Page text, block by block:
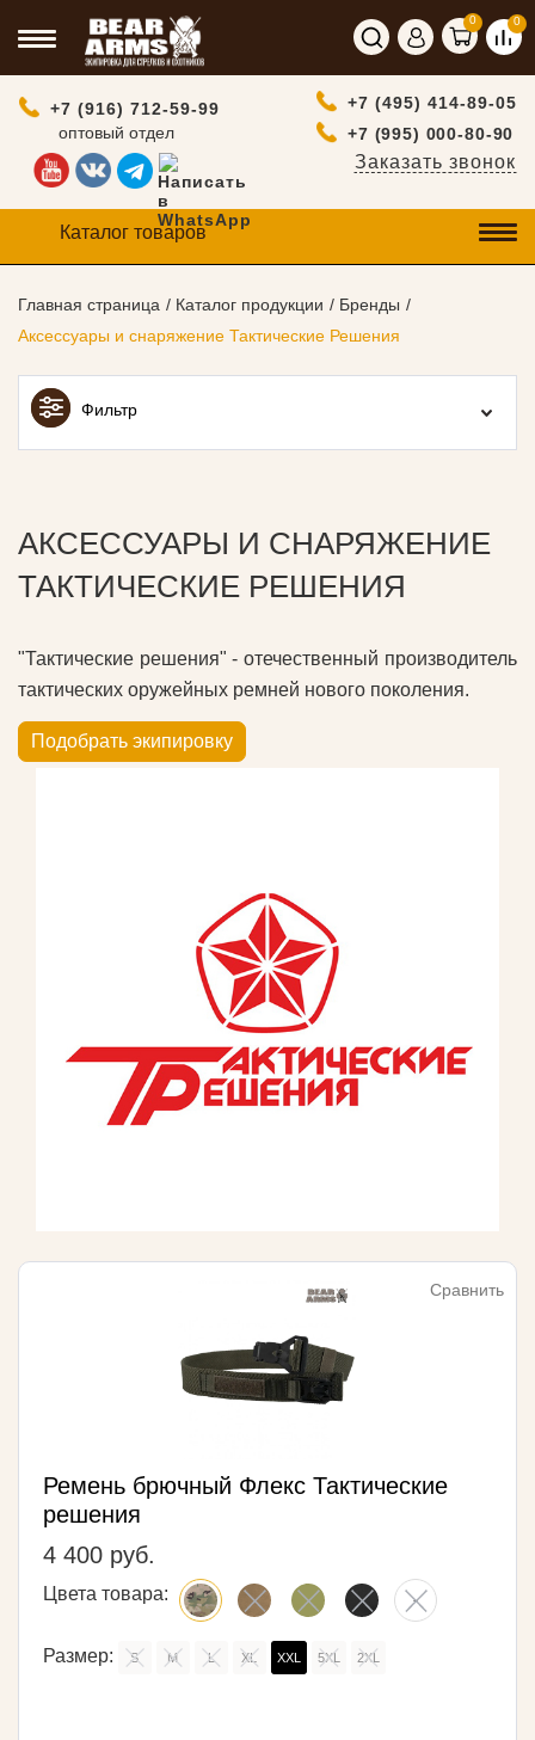
0 0
+7 (916) 712-59-99
оптовый отдел
+7 (495) 414-89-05
+7 (995) 000-80-90
Заказать звонок
Каталог товаров
Главная страница Каталог продукции
Бренды
Аксессуары и снаряжение Тактические Решения
Фильтр
АКСЕССУАРЫ И СНАРЯЖЕНИЕ
ТАКТИЧЕСКИЕ РЕШЕНИЯ
"Тактические решения" - отечественный производитель
тактических оружейных ремней нового поколения.
Подобрать экипировку
Сравнить
Ремень брючный Флекс Тактические
решения
4 400 руб.
Цвета товара:
Размер: S M L XL XXL 5XL 2XL